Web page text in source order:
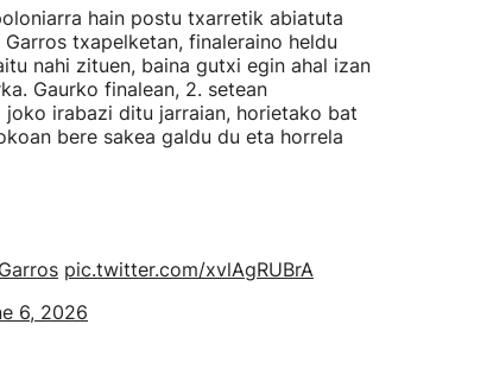
hain postu txarretik abiatuta
txapelketan, finaleraino heldu
nahi zituen, baina gutxi egin ahal izan
Gaurko finalean, 2. setean
irabazi ditu jarraian, horietako bat
bere sakea galdu du eta horrela
pic.twitter.com/xvlAgRUBrA
6, 2026